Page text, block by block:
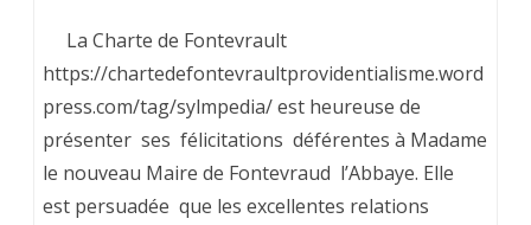
”
la
Nef”.
Lion
maire
La Charte de Fontevrault
https://chartedefontevraultprovidentialisme.word
press.com/tag/sylmpedia/ est heureuse de
présenter ses félicitations déférentes à Madame
le nouveau Maire de Fontevraud l’Abbaye. Elle
est persuadée que les excellentes relations